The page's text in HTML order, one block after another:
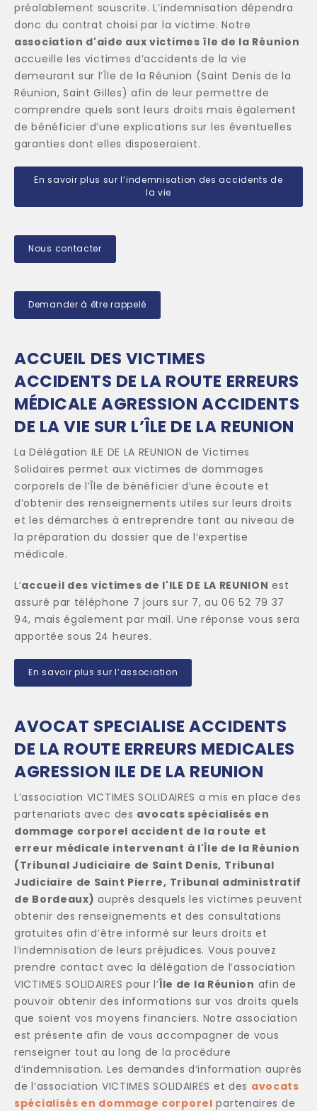
préalablement souscrite. L’indemnisation dépendra
donc du contrat choisi par la victime. Notre
association d'aide aux victimes île de la Réunion
accueille les victimes d’accidents de la vie
demeurant sur l’Île de la Réunion (Saint Denis de la
Réunion, Saint Gilles) afin de leur permettre de
comprendre quels sont leurs droits mais également
de bénéficier d’une explications sur les éventuelles
garanties dont elles disposeraient.
En savoir plus sur l’indemnisation des accidents de
la vie
Nous contacter
Demander à être rappelé
ACCUEIL DES VICTIMES
ACCIDENTS DE LA ROUTE ERREURS
MÉDICALE AGRESSION ACCIDENTS
DE LA VIE SUR L’ÎLE DE LA REUNION
La Délégation ILE DE LA REUNION de Victimes
Solidaires permet aux victimes de dommages
corporels de l’Île de bénéficier d’une écoute et
d’obtenir des renseignements utiles sur leurs droits
et les démarches à entreprendre tant au niveau de
la préparation du dossier que de l’expertise
médicale.
L’accueil des victimes de l'ILE DE LA REUNION est
assuré par téléphone 7 jours sur 7, au 06 52 79 37
94, mais également par mail. Une réponse vous sera
apportée sous 24 heures.
En savoir plus sur l’association
AVOCAT SPECIALISE ACCIDENTS
DE LA ROUTE ERREURS MEDICALES
AGRESSION ILE DE LA REUNION
L’association VICTIMES SOLIDAIRES a mis en place des
partenariats avec des avocats spécialisés en
dommage corporel accident de la route et
erreur médicale intervenant à l'Île de la Réunion
(Tribunal Judiciaire de Saint Denis, Tribunal
Judiciaire de Saint Pierre, Tribunal administratif
de Bordeaux) auprès desquels les victimes peuvent
obtenir des renseignements et des consultations
gratuites afin d’être informé sur leurs droits et
l’indemnisation de leurs préjudices. Vous pouvez
prendre contact avec la délégation de l’association
VICTIMES SOLIDAIRES pour l’Île de la Réunion afin de
pouvoir obtenir des informations sur vos droits quels
que soient vos moyens financiers. Notre association
est présente afin de vous accompagner de vous
renseigner tout au long de la procédure
d’indemnisation. Les demandes d’information auprès
de l’association VICTIMES SOLIDAIRES et des avocats
spécialisés en dommage corporel partenaires de